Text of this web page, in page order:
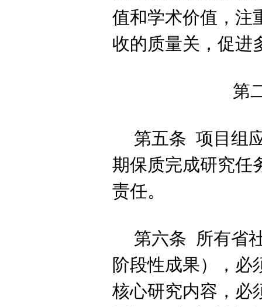
值和学术价值，注
收的质量关，促进
第
第五条 项目组
期保质完成研究任
责任。
第六条 所有省
阶段性成果），必
核心研究内容，必